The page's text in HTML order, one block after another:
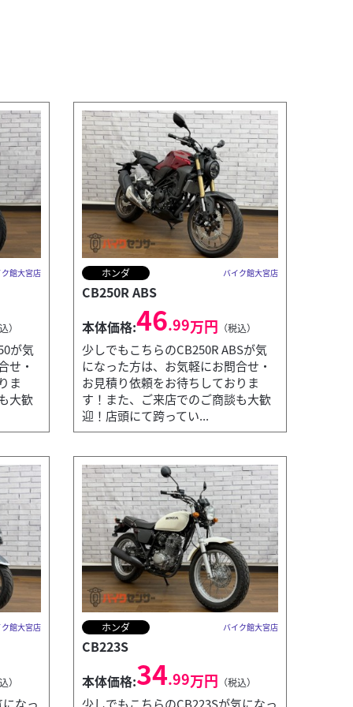
館大宮店
）
が気
せ・
ま
大歓
ホンダ バイク館大宮店
CB250R ABS
本体価格:46.99万円 （税込）
少しでもこちらのCB250R ABSが気
になった方は、お気軽にお問合せ・
お見積り依頼をお待ちしておりま
す！また、ご来店でのご商談も大歓
迎！店頭にて跨ってい...
館大宮店
）
なっ
ホンダ バイク館大宮店
CB223S
本体価格:34.99万円 （税込）
少しでもこちらのCB223Sが気になっ